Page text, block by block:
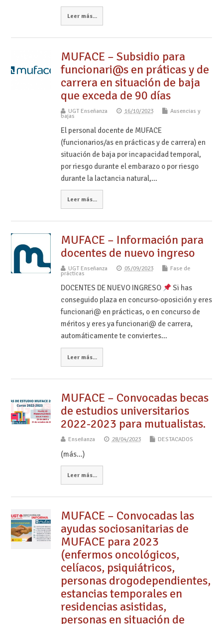
Leer más...
MUFACE – Subsidio para
funcionari@s en práticas y de
carrera en situación de baja
que exceda de 90 días
UGT Enseñanza 16/10/2023 Ausencias y
bajas
El personal docente de MUFACE
(funcionarios/as en prácticas y de carrera) en
situación de baja por incapacidad temporal,
por riesgo durante el embarazo o por riesgo
durante la lactancia natural,…
Leer más...
MUFACE – Información para
docentes de nuevo ingreso
UGT Enseñanza 05/09/2023 Fase de
prácticas
DOCENTES DE NUEVO INGRESO
Si has
conseguido plaza en concurso-oposición y eres
funcionari@ en prácticas, o en concurso de
méritos y eres ya funcionari@ de carrera,
automáticamente te conviertes…
Leer más...
MUFACE – Convocadas becas
de estudios universitarios
2022-2023 para mutualistas.
Enseñanza 28/04/2023 DESTACADOS
(más…)
Leer más...
MUFACE – Convocadas las
ayudas sociosanitarias de
MUFACE para 2023
(enfermos oncológicos,
celíacos, psiquiátricos,
personas drogodependientes,
estancias temporales en
residencias asistidas,
personas en situación de